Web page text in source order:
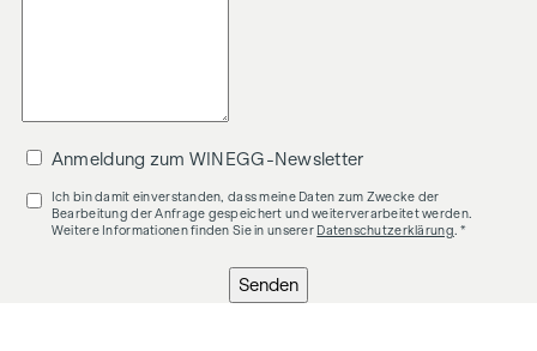
Anmeldung zum WINEGG-Newsletter
Ich bin damit einverstanden, dass meine Daten zum Zwecke der
Bearbeitung der Anfrage gespeichert und weiterverarbeitet werden.
Weitere Informationen finden Sie in unserer Datenschutzerklärung . *
Senden